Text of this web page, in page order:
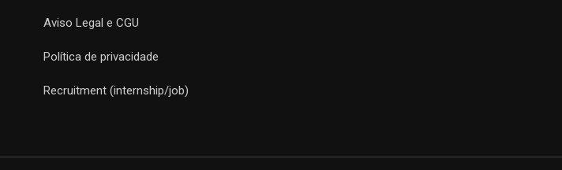
Aviso Legal e CGU
Política de privacidade
Recruitment (internship/job)